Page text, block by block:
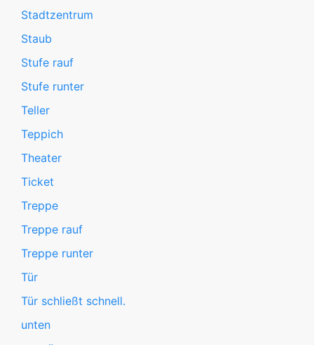
Stadtzentrum
Staub
Stufe rauf
Stufe runter
Teller
Teppich
Theater
Ticket
Treppe
Treppe rauf
Treppe runter
Tür
Tür schließt schnell.
unten